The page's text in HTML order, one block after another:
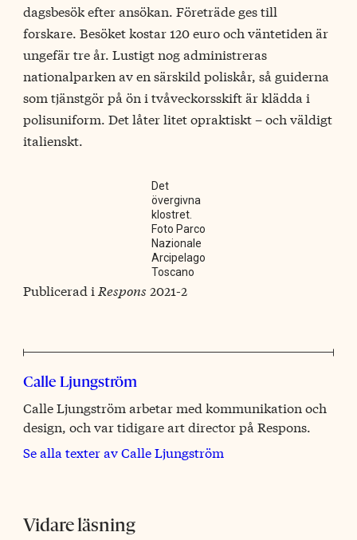
dagsbesök efter ansökan. Företräde ges till
forskare. Besöket kostar 120 euro och väntetiden är
ungefär tre år. Lustigt nog administreras
nationalparken av en särskild poliskår, så guiderna
som tjänstgör på ön i tvåveckorsskift är klädda i
polisuniform. Det låter litet opraktiskt – och väldigt
italienskt.
Det
övergivna
klostret.
Foto Parco
Nazionale
Arcipelago
Toscano
Publicerad i Respons 2021-2
Calle Ljungström
Calle Ljungström arbetar med kommunikation och
design, och var tidigare art director på Respons.
Se alla texter av Calle Ljungström
Vidare läsning